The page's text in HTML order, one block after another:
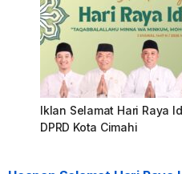
Iklan Selamat Hari Raya
DPRD Kota Cimahi